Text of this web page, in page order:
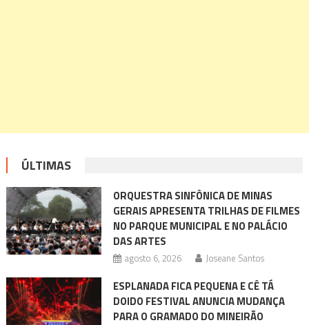
ÚLTIMAS
ORQUESTRA SINFÔNICA DE MINAS
GERAIS APRESENTA TRILHAS DE FILMES
NO PARQUE MUNICIPAL E NO PALÁCIO
DAS ARTES
agosto 6, 2026 Joseane Santos
ESPLANADA FICA PEQUENA E CÊ TÁ
DOIDO FESTIVAL ANUNCIA MUDANÇA
PARA O GRAMADO DO MINEIRÃO